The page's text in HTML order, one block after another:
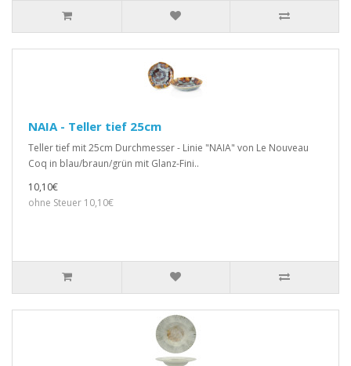
NAIA - Teller tief 25cm
Teller tief mit 25cm Durchmesser - Linie "NAIA" von Le Nouveau
Coq in blau/braun/grün mit Glanz-Fini..
10,10€
ohne Steuer 10,10€